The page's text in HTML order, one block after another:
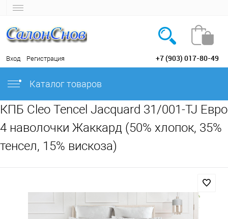
Вход Регистрация +7 (903) 017-80-49
Каталог товаров
КПБ Cleo Tencel Jacquard 31/001-TJ Евро
4 наволочки Жаккард (50% хлопок, 35%
тенсел, 15% вискоза)